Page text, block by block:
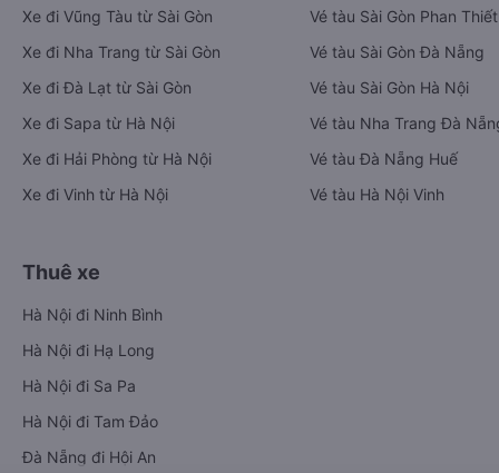
Xe đi Vũng Tàu từ Sài Gòn
Xe đi Nha Trang từ Sài Gòn
Xe đi Đà Lạt từ Sài Gòn
Xe đi Sapa từ Hà Nội
Xe đi Hải Phòng từ Hà Nội
Xe đi Vinh từ Hà Nội
Vé tàu Sài Gòn Phan Thiết
Vé tàu Sài Gòn Đà Nẵng
Vé tàu Sài Gòn Hà Nội
Vé tàu Nha Trang Đà
Vé tàu Đà Nẵng Huế
Vé tàu Hà Nội Vinh
Thuê xe
Hà Nội đi Ninh Bình
Hà Nội đi Hạ Long
Hà Nội đi Sa Pa
Hà Nội đi Tam Đảo
Đà Nẵng đi Hội An